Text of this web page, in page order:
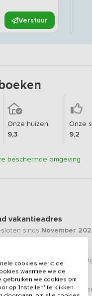
Verstuur
Onze huizen
9,3
Onze
9,2
beschermde omgeving
vakantieadres
sinds November
op basis van 2
& vertrouwd
van de verhuurder zijn
cookies werkt de
waarmee we de
we cookies om
op 'Instellen' te klikken